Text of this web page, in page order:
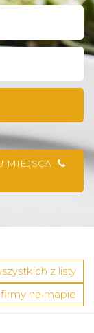
MIEJSCA
z listy
na mapie